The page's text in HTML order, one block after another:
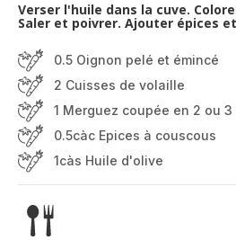
Verser l'huile dans la cuve.
Saler et poivrer. Ajouter épices
0.5 Oignon pelé et émincé
2 Cuisses de volaille
1 Merguez coupée en 2 ou 3
0.5càc Epices à couscous
1càs Huile d'olive